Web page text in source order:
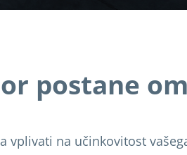
postane
vplivati na učinkovitost